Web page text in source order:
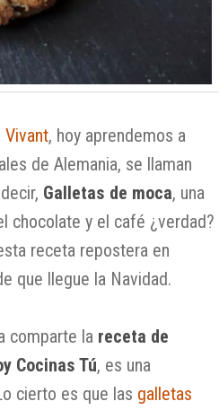
Vivant, hoy aprendemos a
de Alemania, se llaman
Galletas de moca, una
chocolate y el café ¿verdad?
receta repostera en
que llegue la Navidad.
comparte la receta de
Cocinas Tú, es una
cierto es que las galletas